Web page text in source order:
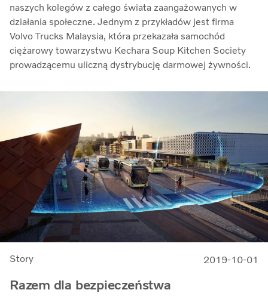
naszych kolegów z całego świata zaangażowanych w
działania społeczne. Jednym z przykładów jest firma
Volvo Trucks Malaysia, która przekazała samochód
ciężarowy towarzystwu Kechara Soup Kitchen Society
prowadzącemu uliczną dystrybucję darmowej żywności.
Story 2019-10-01
Razem dla bezpieczeństwa